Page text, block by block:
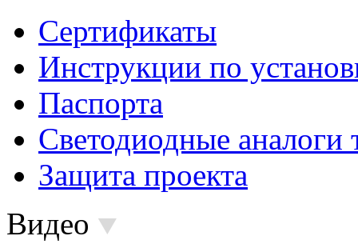
Сертификаты
Инструкции по
Паспорта
Светодиодные аналоги
Защита проекта
Видео